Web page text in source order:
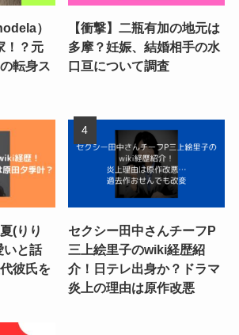
）
！？元
転身ス
【衝撃】二瓶有加の地元は
多摩？妊娠、結婚相手の水
口亘について調査
(りり
いと話
彼氏を
セクシー田中さんチーフP
三上絵里子のwiki経歴紹
介！日テレ出身か？ドラマ
炎上の理由は原作改悪